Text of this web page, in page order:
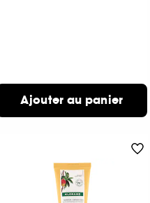
Ajouter au panier